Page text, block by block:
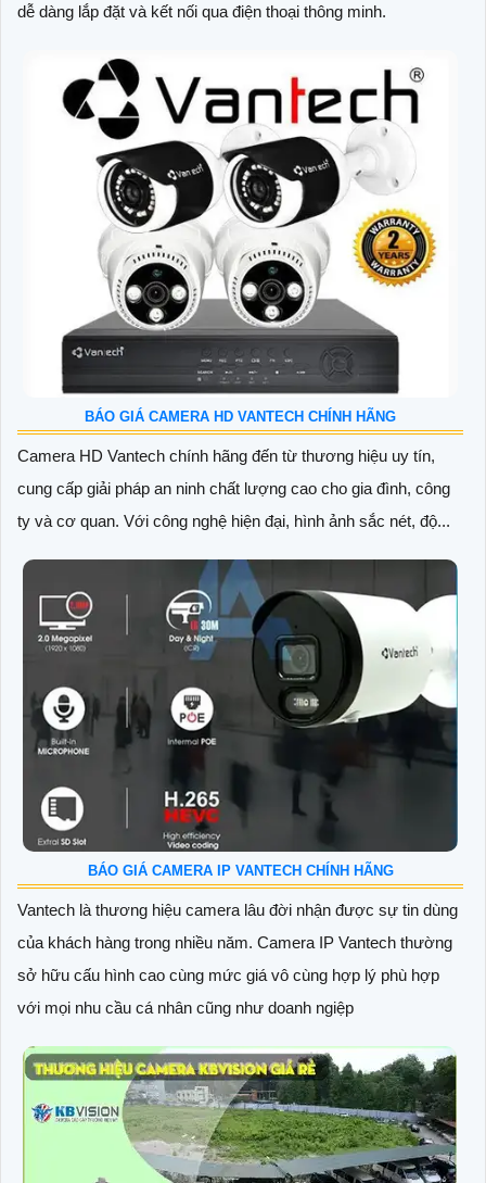
dễ dàng lắp đặt và kết nối qua điện thoại thông minh.
BÁO GIÁ CAMERA HD VANTECH CHÍNH HÃNG
Camera HD Vantech chính hãng đến từ thương hiệu uy tín,
cung cấp giải pháp an ninh chất lượng cao cho gia đình, công
ty và cơ quan. Với công nghệ hiện đại, hình ảnh sắc nét, độ...
BÁO GIÁ CAMERA IP VANTECH CHÍNH HÃNG
Vantech là thương hiệu camera lâu đời nhận được sự tin dùng
của khách hàng trong nhiều năm. Camera IP Vantech thường
sở hữu cấu hình cao cùng mức giá vô cùng hợp lý phù hợp
với mọi nhu cầu cá nhân cũng như doanh ngiệp